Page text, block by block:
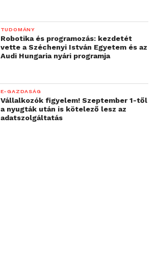
TUDOMÁNY
Robotika és programozás: kezdetét
vette a Széchenyi István Egyetem és az
Audi Hungaria nyári programja
E-GAZDASÁG
Vállalkozók figyelem! Szeptember 1-től
a nyugták után is kötelező lesz az
adatszolgáltatás